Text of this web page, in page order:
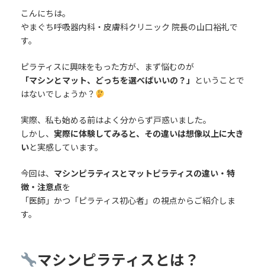
こんにちは。
やまぐち呼吸器内科・皮膚科クリニック 院長の山口裕礼で
す。
ピラティスに興味をもった方が、まず悩むのが
「マシンとマット、どっちを選べばいいの？」
ということで
はないでしょうか？
実際、私も始める前はよく分からず戸惑いました。
しかし、 実際に体験してみると、その違いは想像以上に大き
いと実感しています。
今回は、 マシンピラティスとマットピラティスの違い・特
徴・注意点を
「医師」かつ「ピラティス初心者」の視点からご紹介しま
す。
マシンピラティスとは？